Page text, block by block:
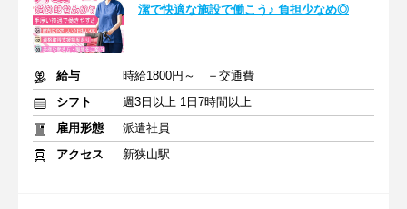
潔で快適な施設で働こう♪ 負担少なめ◎
給与
時給1800円～ ＋交通費
シフト
週3日以上 1日7時間以上
雇用形態
派遣社員
アクセス
新狭山駅